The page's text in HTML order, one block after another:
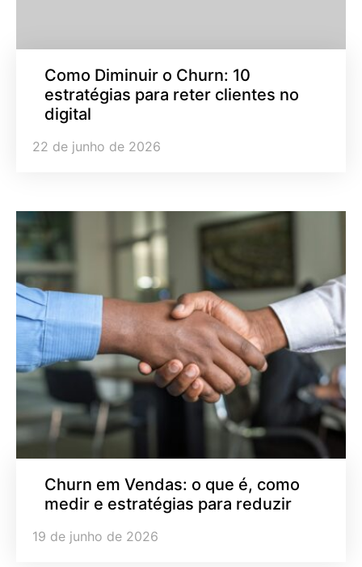
Como Diminuir o Churn: 10
estratégias para reter clientes no
digital
22 de junho de 2026
Churn em Vendas: o que é, como
medir e estratégias para reduzir
19 de junho de 2026